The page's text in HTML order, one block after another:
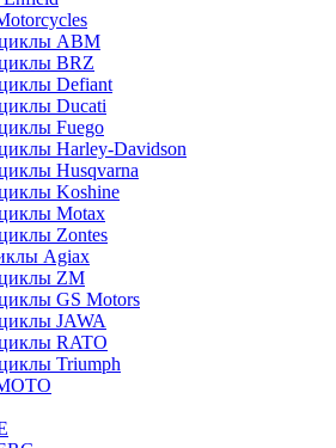
ABM
BRZ
Defiant
Ducati
Fuego
Harley-Davidson
Husqvarna
Koshine
Motax
Zontes
Agiax
ZM
GS Motors
JAWA
RATO
Triumph